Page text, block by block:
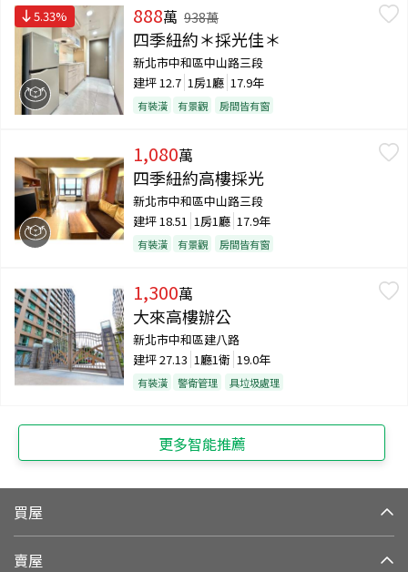
5.33% 888萬 938萬
四季紐約＊採光佳＊
新北市中和區中山路三段
建坪 12.7 1房1廳 17.9年
有裝潢 有景觀 房間皆有窗
1,080萬
四季紐約高樓採光
新北市中和區中山路三段
建坪 18.51 1房1廳 17.9年
有裝潢 有景觀 房間皆有窗
1,300萬
大來高樓辦公
新北市中和區建八路
建坪27.13 1廳1衛 19.0年
有裝潢 警衛管理 具垃圾處理
更多智能推薦
買屋
賣屋